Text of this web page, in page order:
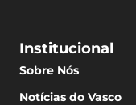
Institucional
Sobre Nós
Notícias do Vasco